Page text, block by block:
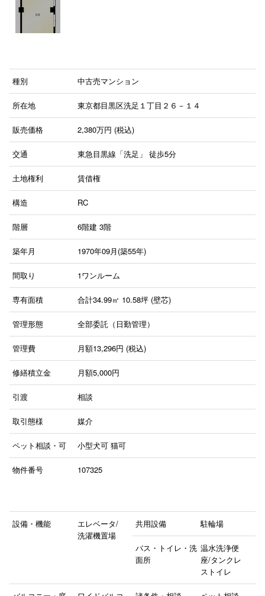
種別 中古売マンション
所在地 東京都目黒区洗足１丁目２６－１４
販売価格 2,380万円 (税込)
交通 東急目黒線「洗足」 徒歩5分
土地権利 賃借権
構造 RC
階層 6階建 3階
築年月 1970年09月(築55年)
間取り 1ワンルーム
専有面積 合計34.99㎡ 10.58坪 (壁芯)
管理形態 全部委託（日勤管理）
管理費 月額13,296円 (税込)
修繕積立金 月額5,000円
引渡 相談
取引態様 媒介
ペット相談・可 小型犬可 猫可
物件番号 107325
設備・機能
エレベータ/
洗濯機置場
共用設備 駐輪場
バス・トイレ・洗
面所
温水洗浄便
座/タンクレ
ストイレ